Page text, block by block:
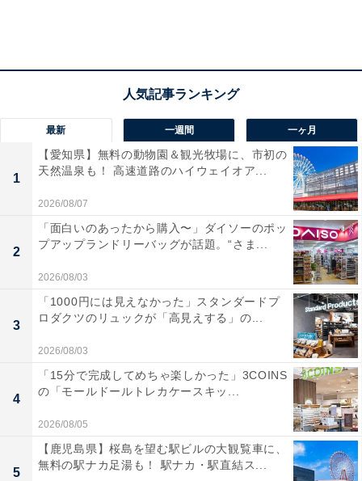
最新 一週間 一ヶ月
1
【愛知県】無料の動物園＆観光牧場に、市初の
天然温泉も！ 高速道路のハイウェイオア...
2026/08/07
2
「面白いのあったから購入〜」ダイソーのポッ
プアップランドリーバッグが話題。“さま...
2026/08/03
3
「1000円には見えなかった」スタンダードプ
ロダクツのリュックが「高見えする」の...
2026/08/03
4
「15分で完成してめちゃ楽しかった」3COINS
の「モールドールトレカケースキッ...
2026/08/05
5
【鹿児島県】桜島を望む駅ビルの大観覧車に、
無料の駅ナカ足湯も！ 駅ナカ・駅直結ス...